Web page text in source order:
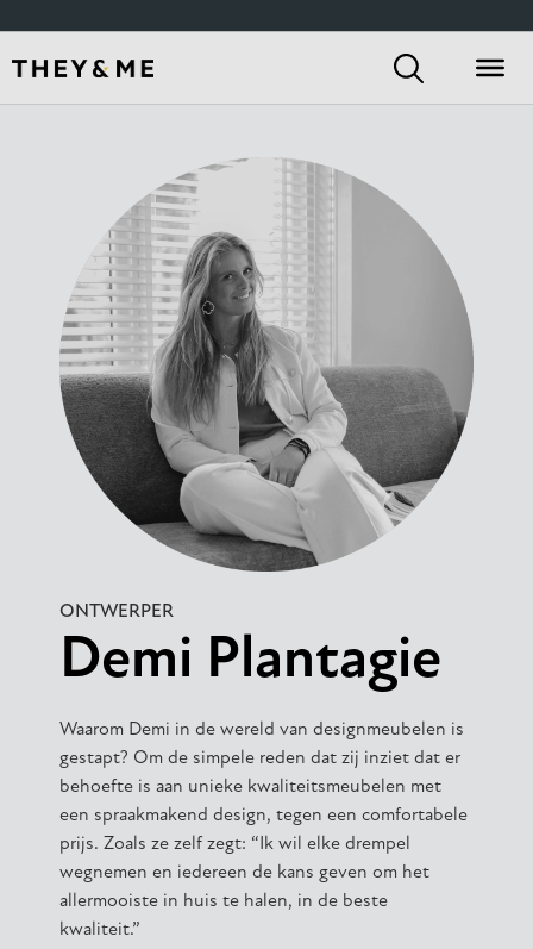
ONTWERPER
Demi Plantagie
Waarom Demi in de wereld van designmeubelen is
gestapt? Om de simpele reden dat zij inziet dat er
behoefte is aan unieke kwaliteitsmeubelen met
een spraakmakend design, tegen een comfortabele
prijs. Zoals ze zelf zegt: “Ik wil elke drempel
wegnemen en iedereen de kans geven om het
allermooiste in huis te halen, in de beste
kwaliteit.”